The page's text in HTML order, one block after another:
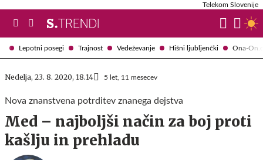
Lepotni posegi Trajnost Vedeževanje Hišni ljubljenčki Ona-
Telekom Slovenije
Nedelja, 23. 8. 2020, 18.14 5 let, 11 mesecev
Nova znanstvena potrditev znanega dejstva
Med – najboljši način za boj proti
kašlju in prehladu